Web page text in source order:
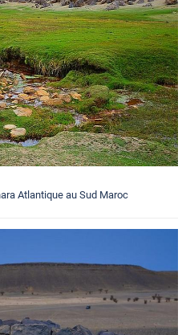
Atlantique au Sud Maroc